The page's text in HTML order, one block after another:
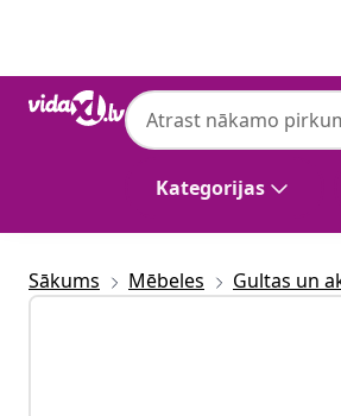
Kategorijas
vidaXL
Sākums Mēbeles Gultas un